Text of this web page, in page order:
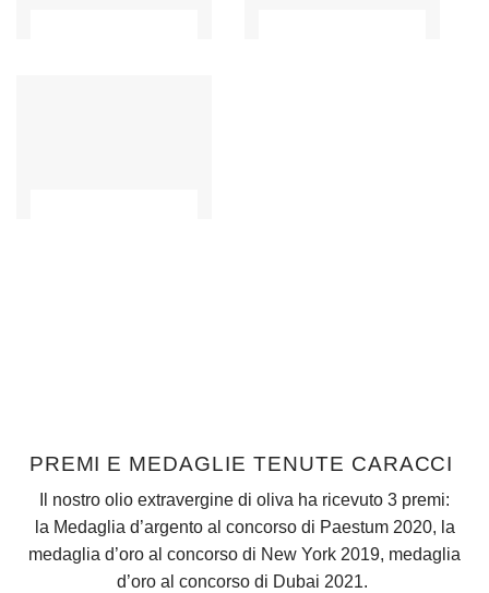
PREMI E MEDAGLIE TENUTE CARACCI
Il nostro olio extravergine di oliva ha ricevuto 3 premi:
la Medaglia d’argento al concorso di Paestum 2020, la
medaglia d’oro al concorso di New York 2019, medaglia
d’oro al concorso di Dubai 2021.